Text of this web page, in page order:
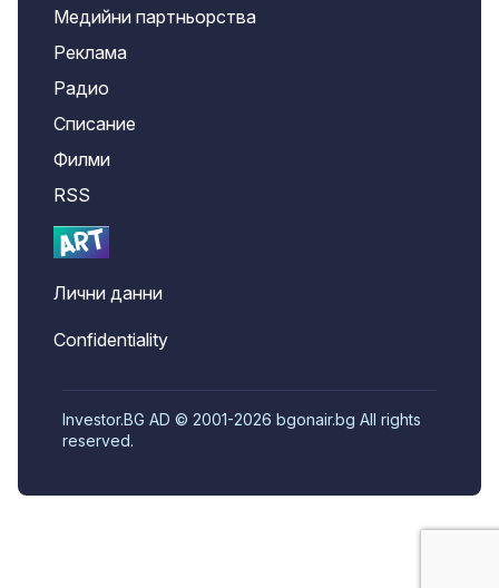
Медийни партньорства
Реклама
Радио
Списание
Филми
RSS
Лични данни
Confidentiality
Investor.BG AD © 2001-2026 bgonair.bg All rights
reserved.